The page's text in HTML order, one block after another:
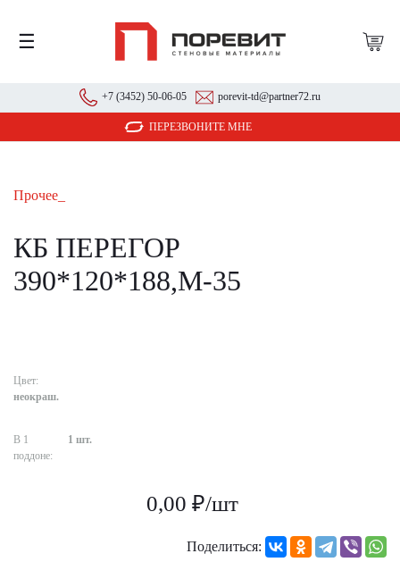
☰
+7 (3452) 50-06-05 porevit-td@partner72.ru
ПЕРЕЗВОНИТЕ МНЕ
Прочее_
КБ ПЕРЕГОР
390*120*188,М-35
Цвет:
неокраш.
В 1
поддоне:
1 шт.
0,00 ₽/шт
Поделиться: